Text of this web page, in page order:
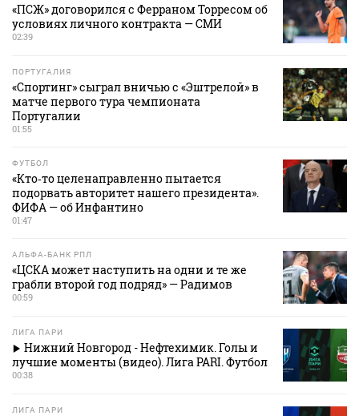
«ПСЖ» договорился с Ферраном Торресом об
условиях личного контракта — СМИ
02:39
ПОРТУГАЛИЯ
«Спортинг» сыграл вничью с «Эштрелой» в
матче первого тура чемпионата
Португалии
01:55
ФУТБОЛ
«Кто‑то целенаправленно пытается
подорвать авторитет нашего президента».
ФИФА — об Инфантино
01:47
АЛЬФА-БАНК РПЛ
«ЦСКА может наступить на одни и те же
грабли второй год подряд» — Радимов
00:59
ЛИГА ПАРИ
Нижний Новгород - Нефтехимик. Голы и
лучшие моменты (видео). Лига PARI. Футбол
00:38
ЛИГА ПАРИ